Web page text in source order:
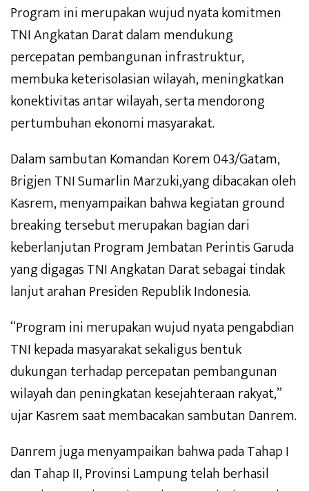
Program ini merupakan wujud nyata komitmen
TNI Angkatan Darat dalam mendukung
percepatan pembangunan infrastruktur,
membuka keterisolasian wilayah, meningkatkan
konektivitas antar wilayah, serta mendorong
pertumbuhan ekonomi masyarakat.
Dalam sambutan Komandan Korem 043/Gatam,
Brigjen TNI Sumarlin Marzuki,yang dibacakan oleh
Kasrem, menyampaikan bahwa kegiatan ground
breaking tersebut merupakan bagian dari
keberlanjutan Program Jembatan Perintis Garuda
yang digagas TNI Angkatan Darat sebagai tindak
lanjut arahan Presiden Republik Indonesia.
“Program ini merupakan wujud nyata pengabdian
TNI kepada masyarakat sekaligus bentuk
dukungan terhadap percepatan pembangunan
wilayah dan peningkatan kesejahteraan rakyat,”
ujar Kasrem saat membacakan sambutan Danrem.
Danrem juga menyampaikan bahwa pada Tahap I
dan Tahap II, Provinsi Lampung telah berhasil